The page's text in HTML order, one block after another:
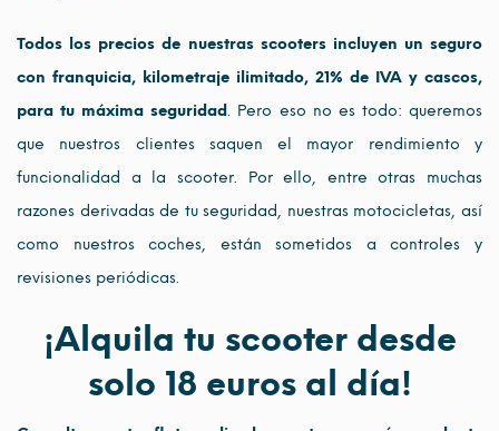
Todos los precios de nuestras scooters incluyen un seguro
con franquicia, kilometraje ilimitado, 21% de IVA y cascos,
para tu máxima seguridad. Pero eso no es todo: queremos
que nuestros clientes saquen el mayor rendimiento y
funcionalidad a la scooter. Por ello, entre otras muchas
razones derivadas de tu seguridad, nuestras motocicletas, así
como nuestros coches, están sometidos a controles y
revisiones periódicas.
¡Alquila tu scooter desde
solo 18 euros al día!